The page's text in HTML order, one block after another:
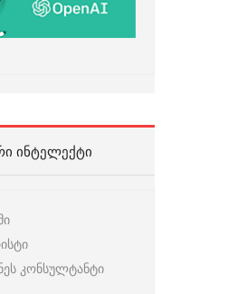
ᲘᲜᲢᲔᲚᲔᲥᲢᲘ
კონსულტანტი